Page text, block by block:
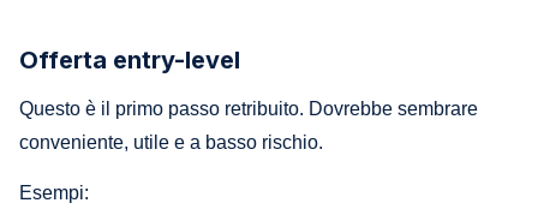
Offerta entry-level
Questo è il primo passo retribuito. Dovrebbe sembrare
conveniente, utile e a basso rischio.
Esempi: